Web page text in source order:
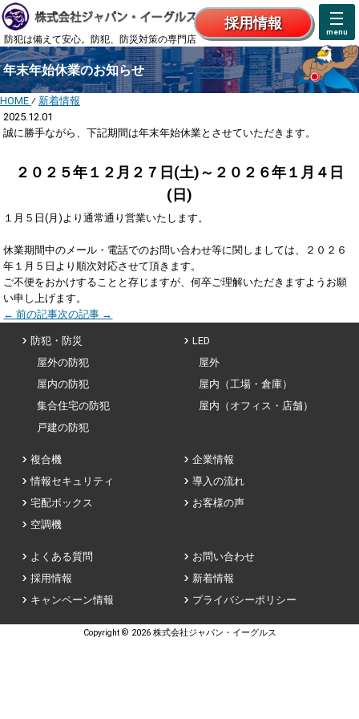
防犯、防災対策の専門店株式会
防犯は備えて安心。防犯、防災対策の専門店
採用情報
menu
年末年始休業のお知らせ
HOME ⁄ 新着情報
2025.12.01
誠に勝手ながら、下記期間は年末年始休業とさせていただきます。
２０２５年１２月２７日(土)～２０２６年１月４日
(日)
１月５日(月)より通常通り営業いたします。
休業期間中のメール・電話でのお問い合わせ等に関しましては、２０２６
年１月５日より順次対応させて頂きます。
ご不便をおかけすることと存じますが、何卒ご理解いただきますようお願
い申し上げます。
← 前の記事次の記事 →
防犯・防災
屋外の防犯
屋内の防犯
集合住宅の防犯
戸建の防犯
LED
屋外
屋内（工場・倉庫）
屋内（オフィス・店舗）
複合機
情報セキュリティ
宅配ボックス
空調機
企業情報
導入の流れ
お客様の声
よくある質問
採用情報
キャンペーン情報
お問い合わせ
新着情報
プライバシーポリシー
Copyright © 2026 株式会社ジャパン・イーグルス